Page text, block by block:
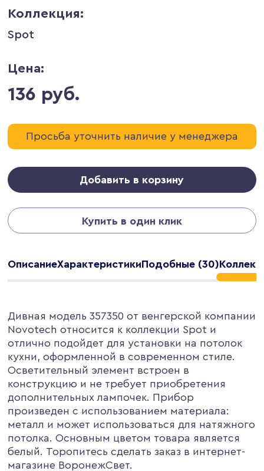
Коллекция:
Spot
Цена:
136 руб.
Просьба уточнить наличие у менеджера
Добавить в корзину
Купить в один клик
ОписаниеХарактеристикиПодобные (30)
Дивная модель 357350 от венгерской компании
Novotech относится к коллекции Spot и
отлично подойдет для установки на потолок
кухни, оформленной в современном стиле.
Осветительный элемент встроен в
конструкцию и не требует приобретения
дополнительных лампочек. Прибор
произведен с использованием материала:
металл и может использоваться для натяжного
потолка. Основным цветом товара является
белый. Торопитесь сделать заказ в интернет-
магазине ВоронежСвет.